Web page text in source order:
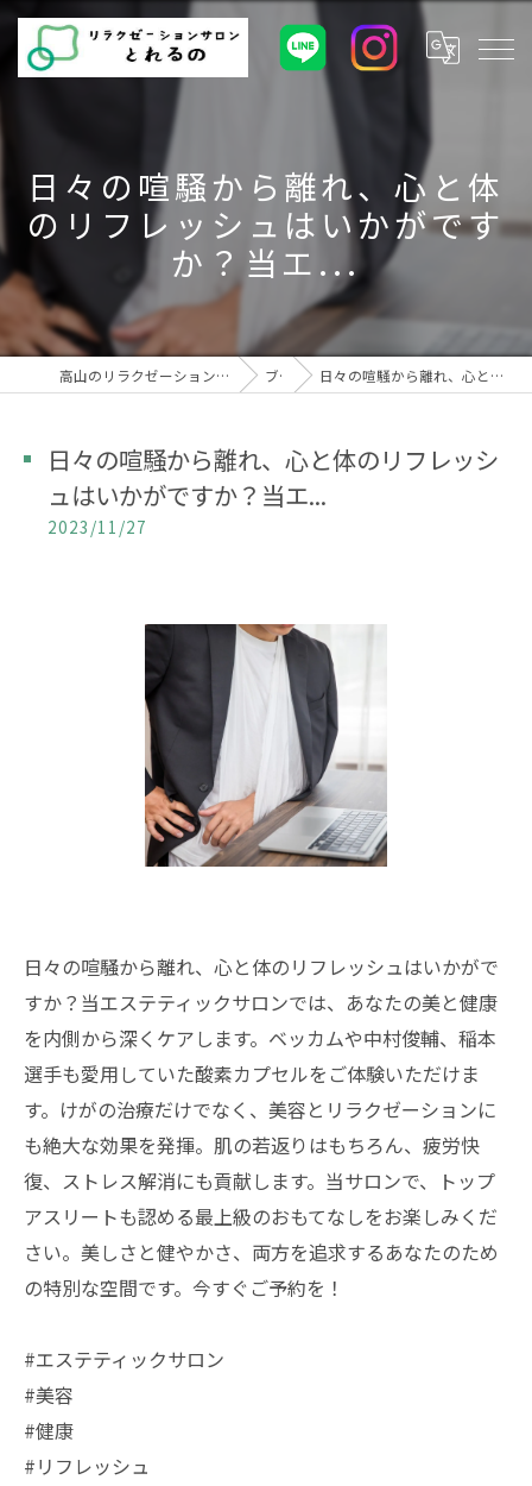
日々の喧騒から離れ、心と体
のリフレッシュはいかがです
か？当エ...
高山のリラクゼーションサロンとれるの | 健康美と癒しの空間 ブログ 日々の喧騒から離れ、心と体のリフレッシュはいかがですか？当エ...
日々の喧騒から離れ、心と体のリフレッシ
ュはいかがですか？当エ...
2023/11/27
日々の喧騒から離れ、心と体のリフレッシュはいかがで
すか？当エステティックサロンでは、あなたの美と健康
を内側から深くケアします。ベッカムや中村俊輔、稲本
選手も愛用していた酸素カプセルをご体験いただけま
す。けがの治療だけでなく、美容とリラクゼーションに
も絶大な効果を発揮。肌の若返りはもちろん、疲労快
復、ストレス解消にも貢献します。当サロンで、トップ
アスリートも認める最上級のおもてなしをお楽しみくだ
さい。美しさと健やかさ、両方を追求するあなたのため
の特別な空間です。今すぐご予約を！
#エステティックサロン
#美容
#健康
#リフレッシュ